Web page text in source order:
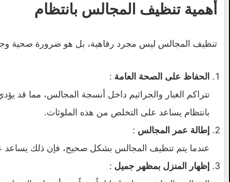
أهمية تنظيف المجالس بانتظام
تنظيف المجالس ليس مجرد رفاهية، بل هو ضرورة صحية
الحفاظ على الصحة العامة :
تتراكم الغبار والجراثيم داخل أنسجة المجالس، مما
بانتظام يساعد على التخلص من هذه الملوثات.
إطالة عمر المجالس :
عندما يتم تنظيف المجالس بشكل صحيح، فإن ذلك يساعد
إظهار المنزل بمظهر جميل :